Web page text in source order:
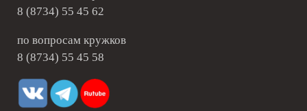
8 (8734) 55 45 62
по вопросам кружков
8 (8734) 55 45 58